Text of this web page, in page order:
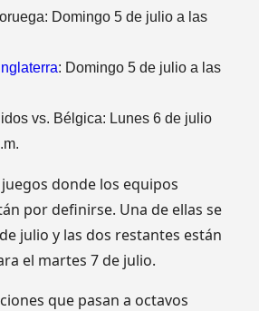
Domingo 5 de julio a las
: Domingo 5 de julio a las
vs. Bélgica: Lunes 6 de julio
donde los equipos
por definirse. Una de ellas se
julio y las dos restantes están
el martes 7 de julio.
que pasan a octavos